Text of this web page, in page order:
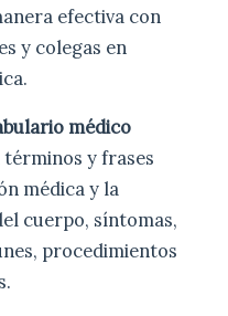
efectiva con
y colegas en
médico
términos y frases
médica y la
cuerpo, síntomas,
procedimientos